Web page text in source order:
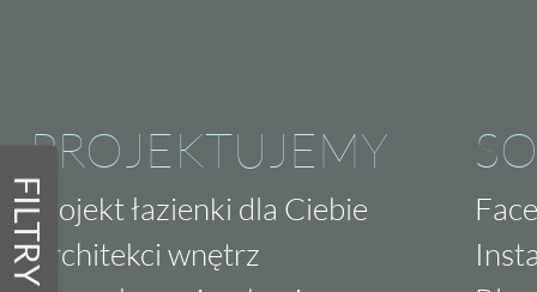
FILTRY
PROJEKTUJEMY
Projekt łazienki dla Ciebie
Architekci wnętrz